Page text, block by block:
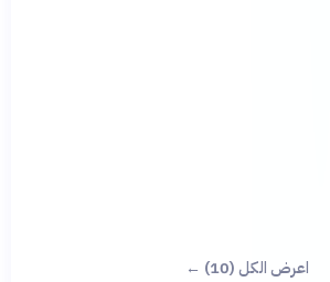
اعرض الكل (10) ←